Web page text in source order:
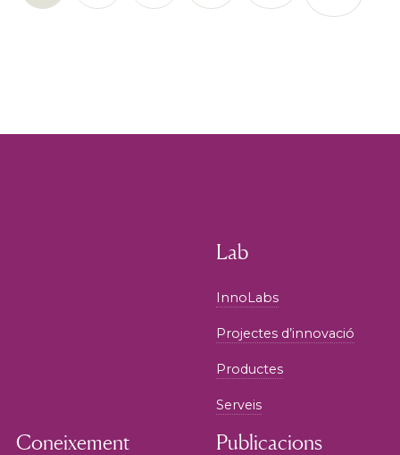
Lab
InnoLabs
Projectes d’innovació
Productes
Serveis
Coneixement Publicacions